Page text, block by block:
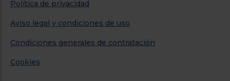
Política de privacidad
Aviso legal y condiciones de uso
Condiciones generales de contratación
Cookies